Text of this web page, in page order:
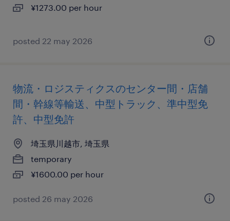
¥1273.00 per hour
posted 22 may 2026
物流・ロジスティクスのセンター間・店舗
間・幹線等輸送、中型トラック、準中型免
許、中型免許
埼玉県川越市, 埼玉県
temporary
¥1600.00 per hour
posted 26 may 2026